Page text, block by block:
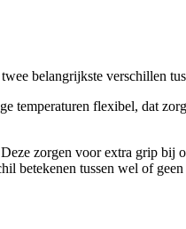
belangrijkste verschillen
temperaturen flexibel, dat
zorgen voor extra grip bij
betekenen tussen wel of